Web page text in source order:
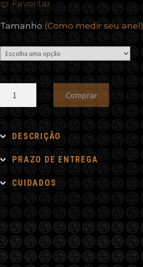
Favoritar
Tamanho (Como medir seu anel)
Comprar
DESCRIÇÃO
PRAZO DE ENTREGA
CUIDADOS